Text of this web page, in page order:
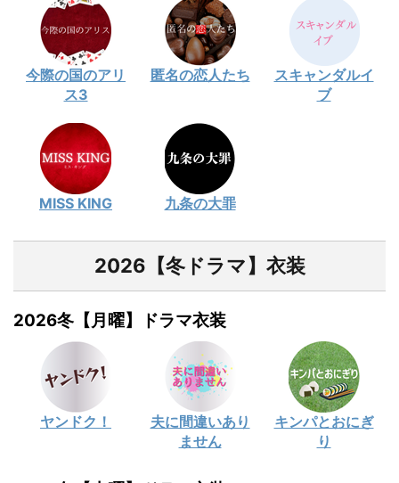
今際の国のアリ
ス3
匿名の恋人たち
スキャンダルイ
ブ
MISS KING 九条の大罪
2026【冬ドラマ】衣装
2026冬【月曜】ドラマ衣装
ヤンドク！
夫に間違いあり
ません
キンパとおにぎ
り